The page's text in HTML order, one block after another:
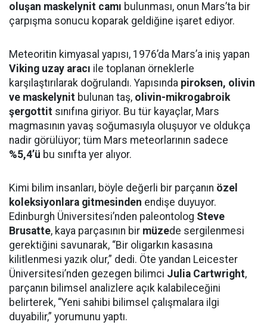
oluşan maskelynit camı bulunması, onun Mars’ta bir
çarpışma sonucu koparak geldiğine işaret ediyor.
Meteoritin kimyasal yapısı, 1976’da Mars’a iniş yapan
Viking uzay aracı ile toplanan örneklerle
karşılaştırılarak doğrulandı. Yapısında piroksen, olivin
ve maskelynit bulunan taş, olivin-mikrogabroik
şergottit sınıfına giriyor. Bu tür kayaçlar, Mars
magmasının yavaş soğumasıyla oluşuyor ve oldukça
nadir görülüyor; tüm Mars meteorlarının sadece
%5,4’ü bu sınıfta yer alıyor.
Kimi bilim insanları, böyle değerli bir parçanın özel
koleksiyonlara gitmesinden endişe duyuyor.
Edinburgh Üniversitesi’nden paleontolog Steve
Brusatte, kaya parçasının bir müzede sergilenmesi
gerektiğini savunarak, “Bir oligarkın kasasına
kilitlenmesi yazık olur,” dedi. Öte yandan Leicester
Üniversitesi’nden gezegen bilimci Julia Cartwright,
parçanın bilimsel analizlere açık kalabileceğini
belirterek, “Yeni sahibi bilimsel çalışmalara ilgi
duyabilir,” yorumunu yaptı.